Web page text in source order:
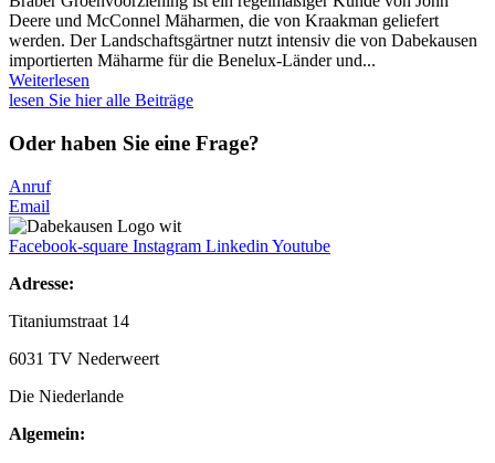
Deere und McConnel Mäharmen, die von Kraakman geliefert
werden. Der Landschaftsgärtner nutzt intensiv die von Dabekausen
importierten Mäharme für die Benelux-Länder und...
Weiterlesen
lesen Sie hier alle Beiträge
Oder haben Sie eine Frage?
Anruf
Email
Facebook-square Instagram Linkedin Youtube
Adresse:
Titaniumstraat 14
6031 TV Nederweert
Die Niederlande
Algemein: